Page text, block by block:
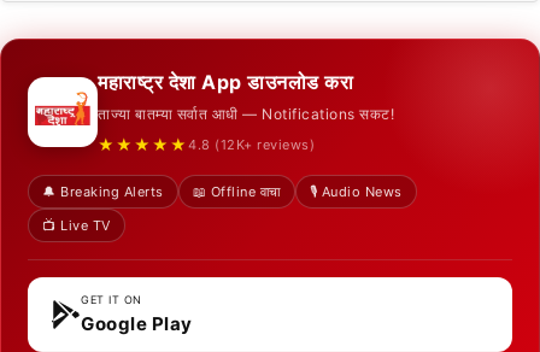
महाराष्ट्र देशा App डाउनलोड करा
ताज्या बातम्या सर्वात आधी — Notifications सकट!
★★★★★ 4.8 (12K+ reviews)
🔔 Breaking Alerts 📖 Offline वाचा
🎙️ Audio News
📺 Live TV
GET IT ON
Google Play